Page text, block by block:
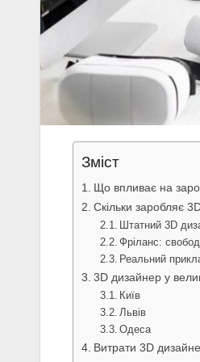
Зміст
Що впливає на
Скільки заробляє
Штатний 3D
Фріланс:
Реальний
3D дизайнер у
Київ
Львів
Одеса
Витрати 3D